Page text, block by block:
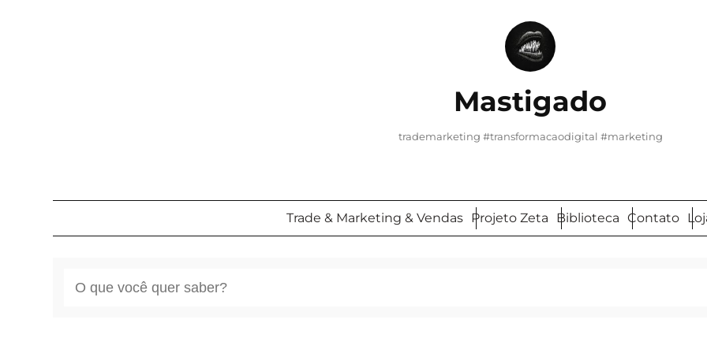
Mastigado
trademarketing #transformacaodigital #marketing
Trade & Marketing & Vendas Projeto Zeta Biblioteca Contato